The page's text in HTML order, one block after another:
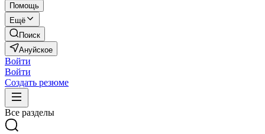
Помощь
Ещё
Поиск
Ануйское
Войти
Войти
Создать резюме
Все разделы